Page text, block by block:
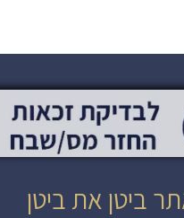
ביטן את ביטן